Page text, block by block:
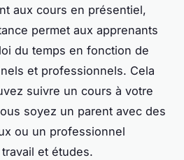
aux cours en présentiel,
permet aux apprenants
du temps en fonction de
et professionnels. Cela
suivre un cours à votre
soyez un parent avec des
ou un professionnel
et études.